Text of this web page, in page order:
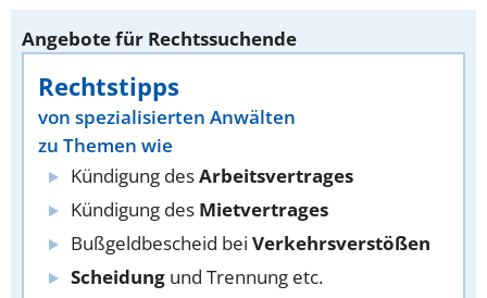
Angebote für Rechtssuchende
Rechtstipps
von spezialisierten Anwälten
zu Themen wie
Kündigung desArbeitsvertrages
Kündigung des Mietvertrages
Bußgeldbescheid bei Verkehrsverstößen
Scheidung und Trennung etc.